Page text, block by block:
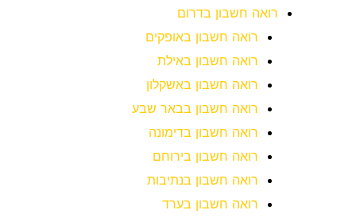
רואה חשבון בדרום
רואה חשבון באופקים
רואה חשבון באילת
רואה חשבון באשקלון
רואה חשבון בבאר שבע
רואה חשבון בדימונה
רואה חשבון בירוחם
רואה חשבון בנתיבות
רואה חשבון בערד